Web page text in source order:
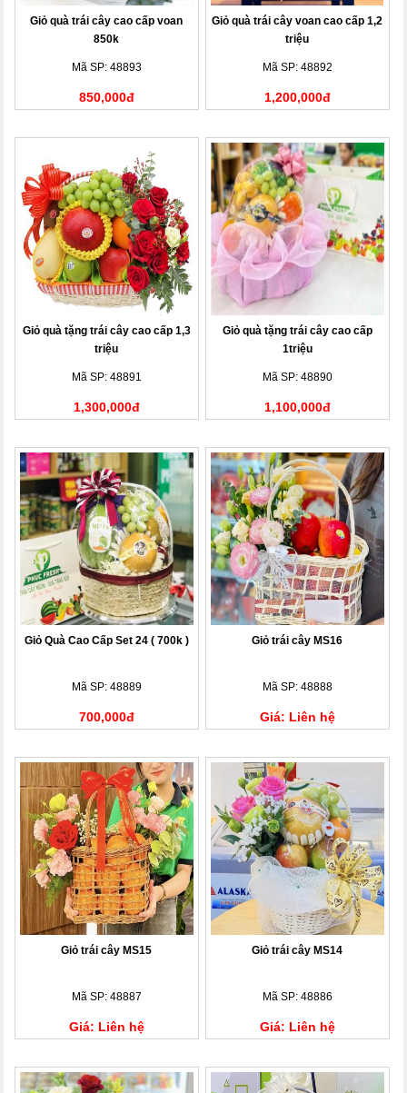
Giỏ quà trái cây cao cấp voan
850k
Mã SP: 48893
850,000đ
Giỏ quà trái cây voan cao cấp 1,2
triệu
Mã SP: 48892
1,200,000đ
Giỏ quà tặng trái cây cao cấp 1,3
triệu
Mã SP: 48891
1,300,000đ
Giỏ quà tặng trái cây cao cấp
1triệu
Mã SP: 48890
1,100,000đ
Giỏ Quà Cao Cấp Set 24 ( 700k )
Mã SP: 48889
700,000đ
Giỏ trái cây MS16
Mã SP: 48888
Giá: Liên hệ
Giỏ trái cây MS15
Mã SP: 48887
Giá: Liên hệ
Giỏ trái cây MS14
Mã SP: 48886
Giá: Liên hệ